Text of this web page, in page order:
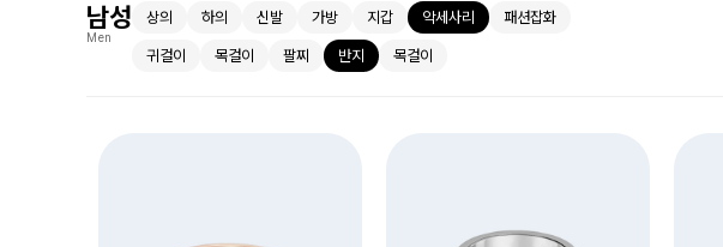
남성
Men
상의 하의 신발 가방 지갑 악세사리 패션잡화
귀걸이 목걸이 팔찌 반지 목걸이